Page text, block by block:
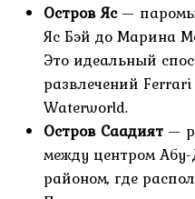
Остров Яс— паромы
Яс Бэй до Марина
Это идеальный
развлечений
Waterworld.
Остров Саадият —
между центром
районом, где